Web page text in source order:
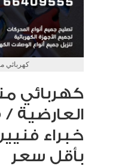
كهربائي
كهربائي
خبراء
بأقل سعر